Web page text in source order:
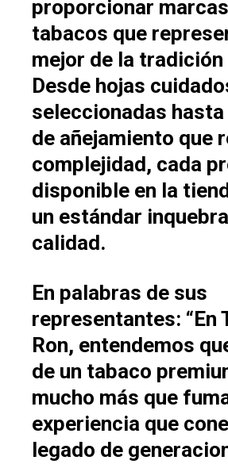
proporcionar
tabacos que
mejor de la
Desde hojas
seleccionadas
de añejamiento que
complejidad, cada
disponible en la
un estándar
calidad.
En palabras de sus
representantes: “En
Ron, entendemos
de un tabaco
mucho más que
experiencia que
legado de